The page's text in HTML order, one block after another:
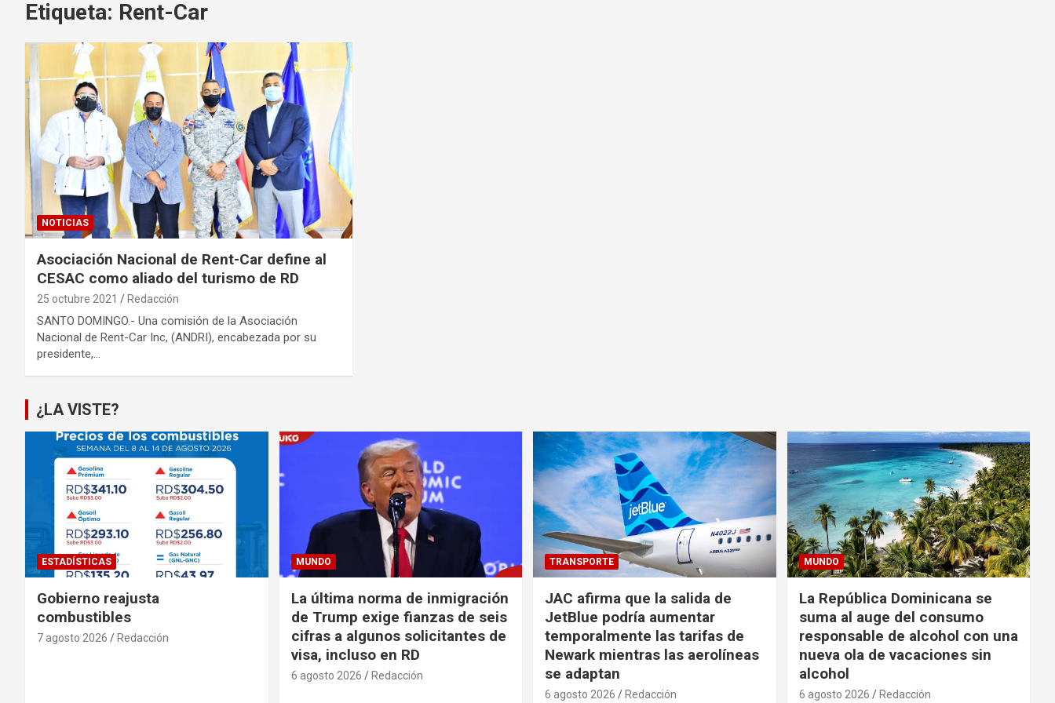
Etiqueta: Rent-Car
NOTICIAS
Asociación Nacional de Rent-Car define al
CESAC como aliado del turismo de RD
25 octubre 2021 Redacción
SANTO DOMINGO.- Una comisión de la Asociación
Nacional de Rent-Car Inc, (ANDRI), encabezada por su
presidente,…
¿LA VISTE?
ESTADÍSTICAS
Gobierno reajusta
combustibles
7 agosto 2026 Redacción
MUNDO
La última norma de inmigración
de Trump exige fianzas de seis
cifras a algunos solicitantes de
visa, incluso en RD
6 agosto 2026 Redacción
TRANSPORTE
JAC afirma que la salida de
JetBlue podría aumentar
temporalmente las tarifas de
Newark mientras las aerolíneas
se adaptan
6 agosto 2026 Redacción
MUNDO
La República Dominicana se
suma al auge del consumo
responsable de alcohol con una
nueva ola de vacaciones sin
alcohol
6 agosto 2026 Redacción